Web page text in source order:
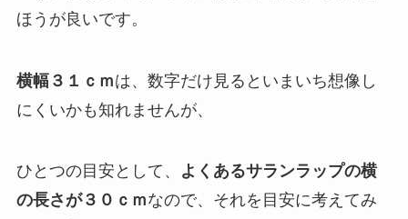
ほうが良いです。
横幅３１ｃｍは、数字だけ見るといまいち想像し
にくいかも知れませんが、
ひとつの目安として、
よくあるサランラップの横
の長さが３０ｃｍなので、それを目安に考えてみ